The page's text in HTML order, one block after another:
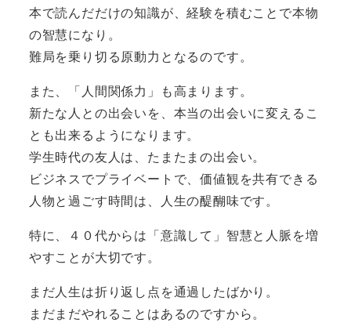
本で読んだだけの知識が、経験を積むことで本物
の智慧になり。
難局を乗り切る原動力となるのです。
また、「人間関係力」も高まります。
新たな人との出会いを、本当の出会いに変えるこ
とも出来るようになります。
学生時代の友人は、たまたまの出会い。
ビジネスでプライベートで、価値観を共有できる
人物と過ごす時間は、人生の醍醐味です。
特に、４０代からは「意識して」智慧と人脈を増
やすことが大切です。
まだ人生は折り返し点を通過したばかり。
まだまだやれることはあるのですから。